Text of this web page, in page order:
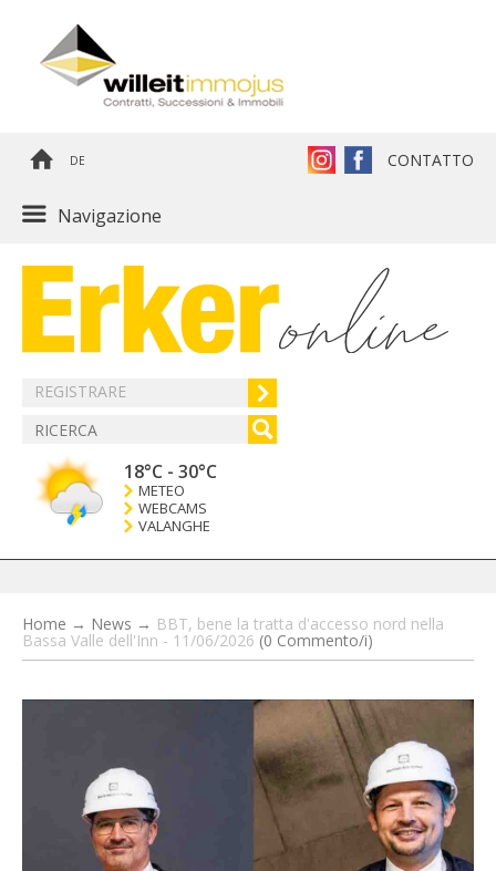
DE CONTATTO
Navigazione
REGISTRARE
18°C - 30°C
METEO
WEBCAMS
VALANGHE
Home → News → BBT, bene la tratta d'accesso nord nella
Bassa Valle dell'Inn - 11/06/2026 (0 Commento/i)